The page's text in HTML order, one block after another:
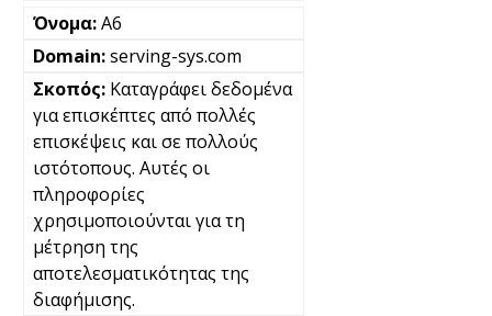
A6
serving-sys.com
Καταγράφει δεδομένα
για επισκέπτες από πολλές
επισκέψεις και σε πολλούς
ιστότοπους. Αυτές οι
πληροφορίες
χρησιμοποιούνται για τη
μέτρηση της
αποτελεσματικότητας της
διαφήμισης.